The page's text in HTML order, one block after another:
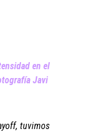
en el
Javi
tuvimos